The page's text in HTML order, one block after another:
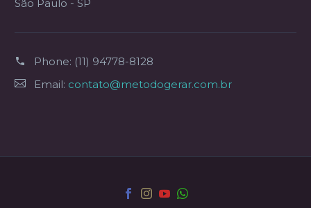
São Paulo - SP
Phone: (11) 94778-8128
Email: contato@metodogerar.com.br